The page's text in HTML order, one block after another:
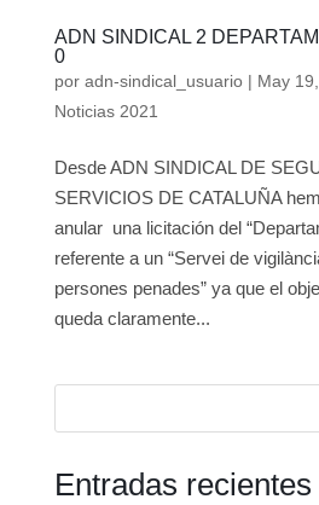
ADN SINDICAL 2
0
por adn-sindical_usuario| May
Noticias 2021
Desde ADN SINDICAL DE
SERVICIOS DE CATALUÑA
anular una licitación del
referente a un “Servei de
persones penades” ya que el
queda claramente...
Entradas recientes